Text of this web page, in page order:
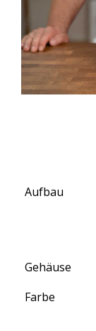
Aufbau
Gehäuse
Farbe